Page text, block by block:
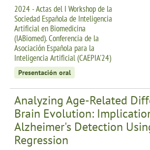
2024 - Actas del I Workshop de la
Sociedad Española de Inteligencia
Artificial en Biomedicina
(IABiomed). Conferencia de la
Asociación Española para la
Inteligencia Artificial (CAEPIA'24)
Presentación oral
Analyzing Age-Related
Brain Evolution:
Alzheimer's Detection
Regression